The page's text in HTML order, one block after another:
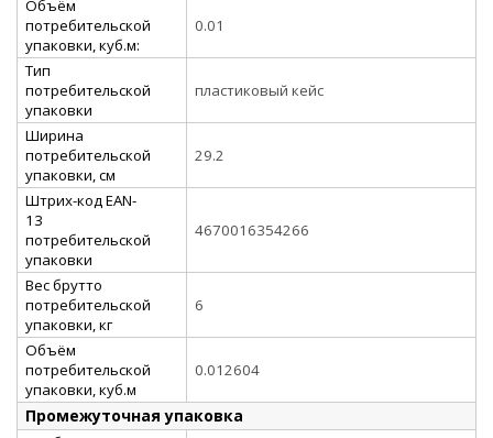
Объём
потребительской
упаковки, куб.м:
0.01
Тип
потребительской
упаковки
пластиковый кейс
Ширина
потребительской
упаковки, см
29.2
Штрих-код EAN-
13
потребительской
упаковки
4670016354266
Вес брутто
потребительской
упаковки, кг
6
Объём
потребительской
упаковки, куб.м
0.012604
Промежуточная упаковка